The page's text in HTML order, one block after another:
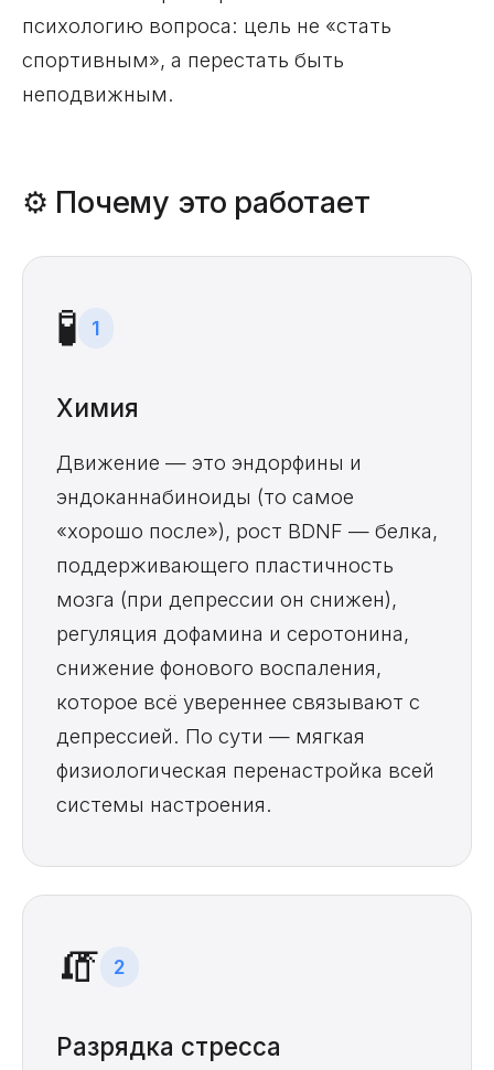
психологию вопроса: цель не «стать
спортивным», а перестать быть
неподвижным.
⚙️ Почему это работает
🧪 1
Химия
Движение — это эндорфины и
эндоканнабиноиды (то самое
«хорошо после»), рост BDNF — белка,
поддерживающего пластичность
мозга (при депрессии он снижен),
регуляция дофамина и серотонина,
снижение фонового воспаления,
которое всё увереннее связывают с
депрессией. По сути — мягкая
физиологическая перенастройка всей
системы настроения.
🧯 2
Разрядка стресса